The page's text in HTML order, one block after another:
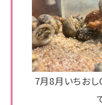
7月8月いちおし